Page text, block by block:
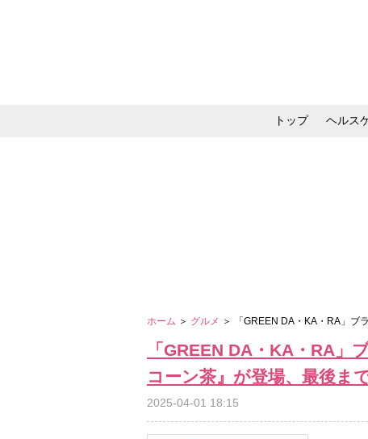
トップ ヘルス
ホーム ＞ グルメ ＞ 「GREEN DA・KA・RA」ブ
「GREEN DA・KA・RA
コーン茶』が登場、最後ま
2025-04-01 18:15